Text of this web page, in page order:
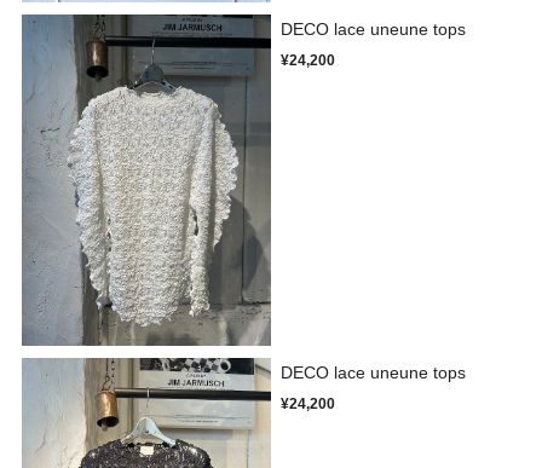
DECO lace uneune tops
¥24,200
DECO lace uneune tops
¥24,200